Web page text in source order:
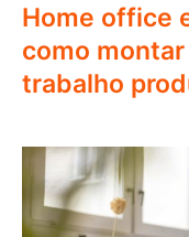
Home office
como
trabalho